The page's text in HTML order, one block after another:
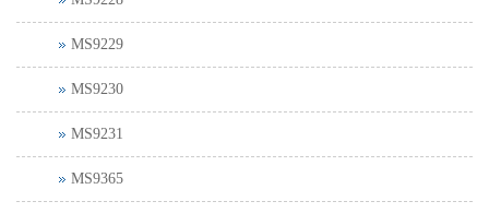
MS9229
MS9230
MS9231
MS9365